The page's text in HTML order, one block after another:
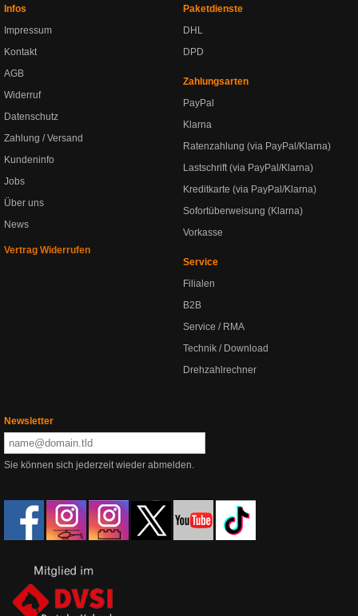
Infos
Impressum
Kontakt
AGB
Widerruf
Datenschutz
Zahlung / Versand
Kundeninfo
Jobs
Über uns
News
Vertrag Widerrufen
Paketdienste
DHL
DPD
Zahlungsarten
PayPal
Klarna
Ratenzahlung (via PayPal/Klarna)
Lastschrift (via PayPal/Klarna)
Kreditkarte (via PayPal/Klarna)
Sofortüberweisung (Klarna)
Vorkasse
Service
Filialen
B2B
Service / RMA
Technik / Download
Drehzahlrechner
Newsletter
Sie können sich jederzeit wieder abmelden.